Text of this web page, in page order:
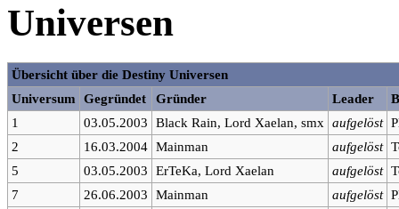
Universen
Übersicht über die Destiny Universen
Universum Gegründet Gründer Leader
1
03.05.2003 Black Rain, Lord Xaelan, smx aufgelöst
2
16.03.2004 Mainman aufgelöst
5
03.05.2003 ErTeKa, Lord Xaelan aufgelöst
7
26.06.2003 Mainman aufgelöst